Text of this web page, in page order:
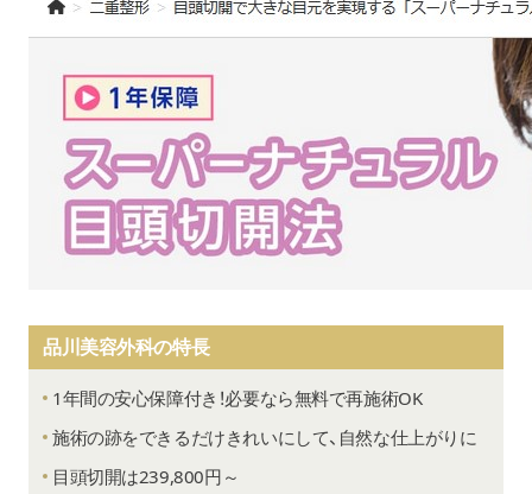
品川美容外科の特長
1年間の安心保障付き！必要なら無料で再施術OK
施術の跡をできるだけきれいにして、自然な仕上がりに
目頭切開は239,800円～